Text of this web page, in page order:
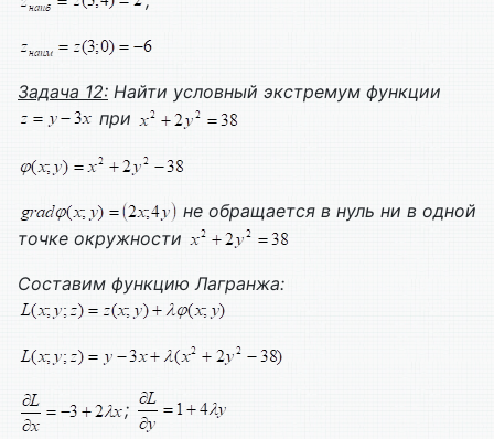
Задача 12: Найти условный экстремум функции
при
не обращается в нуль ни в одной
точке окружности
Составим функцию Лагранжа:
;